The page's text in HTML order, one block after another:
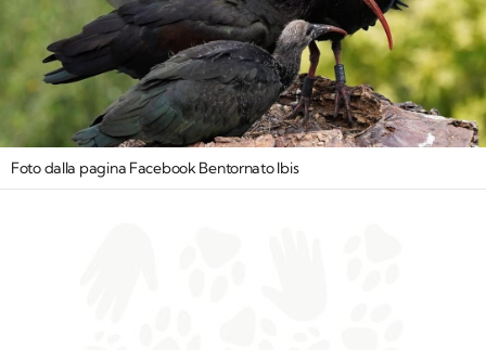
Foto dalla pagina Facebook Bentornato Ibis